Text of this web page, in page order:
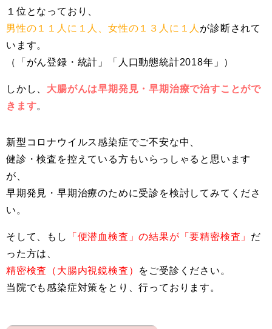
１位となっており、
男性の１１人に１人、女性の１３人に１人 が診断されて
います。
（「がん登録・統計」「人口動態統計2018年」）
しかし、 大腸がんは早期発見・早期治療で治すことがで
きます。
新型コロナウイルス感染症でご不安な中、
健診・検査を控えている方もいらっしゃると思います
が、
早期発見・早期治療のために受診を検討してみてくださ
い。
そして、もし 「便潜血検査」の結果が「要精密検査」 だ
った方は、
精密検査（大腸内視鏡検査） をご受診ください。
当院でも感染症対策をとり、行っております。